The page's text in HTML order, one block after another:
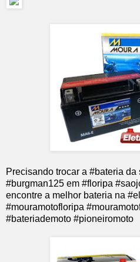
Precisando trocar a #bateria
#burgman125 em #floripa
encontre a melhor bateria na
#mouramotofloripa
#bateriademoto #pioneiromoto